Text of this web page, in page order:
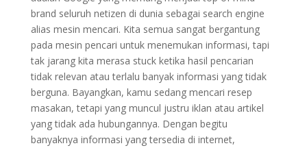
brand seluruh netizen di dunia sebagai search engine
alias mesin mencari. Kita semua sangat bergantung
pada mesin pencari untuk menemukan informasi, tapi
tak jarang kita merasa stuck ketika hasil pencarian
tidak relevan atau terlalu banyak informasi yang tidak
berguna. Bayangkan, kamu sedang mencari resep
masakan, tetapi yang muncul justru iklan atau artikel
yang tidak ada hubungannya. Dengan begitu
banyaknya informasi yang tersedia di internet,